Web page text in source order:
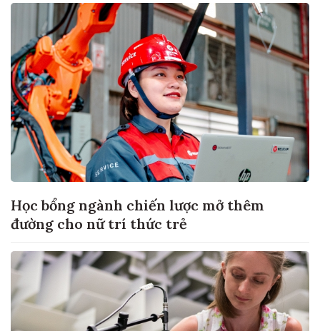
Học bổng ngành chiến lược mở thêm
đường cho nữ trí thức trẻ